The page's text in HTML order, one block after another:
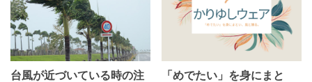
台風が近づいている時の注
「めでたい」を身にまと